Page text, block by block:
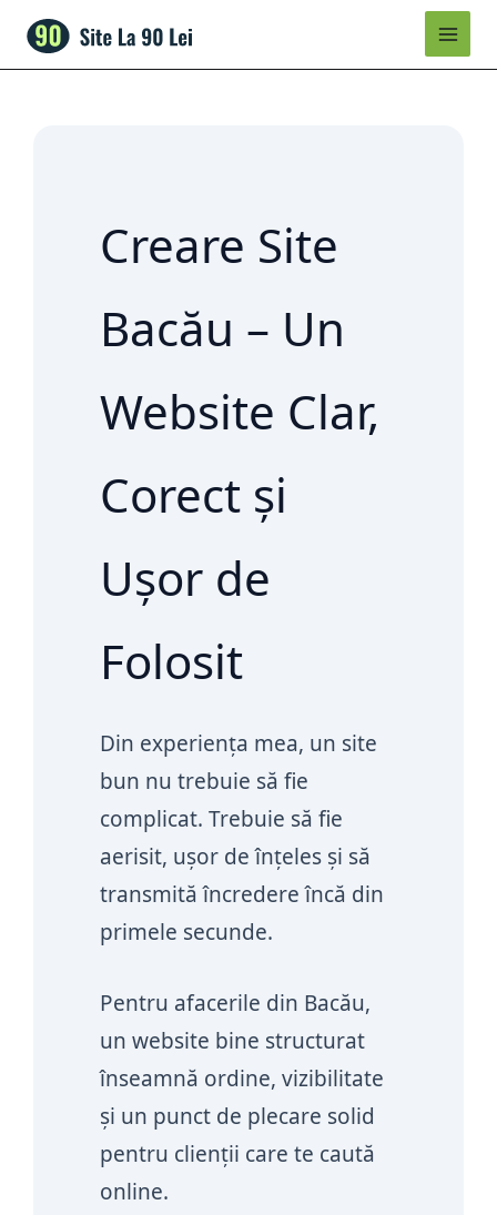
content
Creare Site
Bacău – Un
Website Clar,
Corect și
Ușor de
Folosit
Din experiența mea, un site
bun nu trebuie să fie
complicat. Trebuie să fie
aerisit, ușor de înțeles și să
transmită încredere încă din
primele secunde.
Pentru afacerile din Bacău,
un website bine structurat
înseamnă ordine, vizibilitate
și un punct de plecare solid
pentru clienții care te caută
online.